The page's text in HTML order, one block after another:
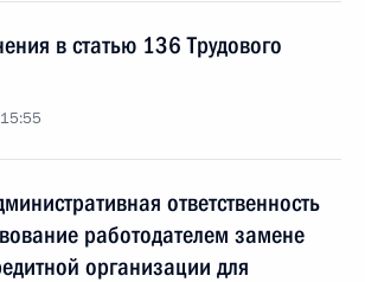
в статью 136 Трудового
ответственность
работодателем замене
организации для